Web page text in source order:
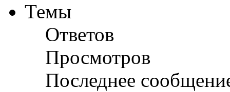
Темы
Ответов
Просмотров
Последнее